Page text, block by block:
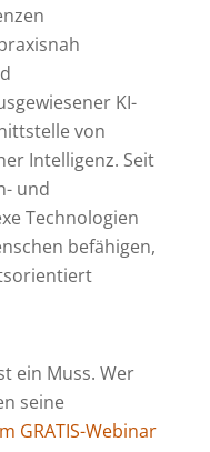
KI-
von
Intelligenz. Seit
und
Technologien
befähigen,
ein Muss. Wer
seine
GRATIS-Webinar